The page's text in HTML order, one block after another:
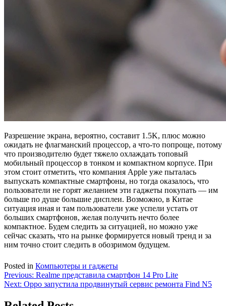
Разрешение экрана, вероятно, составит 1.5K, плюс можно
ожидать не флагманский процессор, а что-то попроще, потому
что производителю будет тяжело охлаждать топовый
мобильный процессор в тонком и компактном корпусе. При
этом стоит отметить, что компания Apple уже пыталась
выпускать компактные смартфоны, но тогда оказалось, что
пользователи не горят желанием эти гаджеты покупать — им
больше по душе большие дисплеи. Возможно, в Китае
ситуация иная и там пользователи уже успели устать от
больших смартфонов, желая получить нечто более
компактное. Будем следить за ситуацией, но можно уже
сейчас сказать, что на рынке формируется новый тренд и за
ним точно стоит следить в обозримом будущем.
Posted in Компьютеры и гаджеты
Навигация
по
Previous: Realme представила смартфон 14 Pro Lite
Next: Oppo запустила продвинутый сервис ремонта Find N5